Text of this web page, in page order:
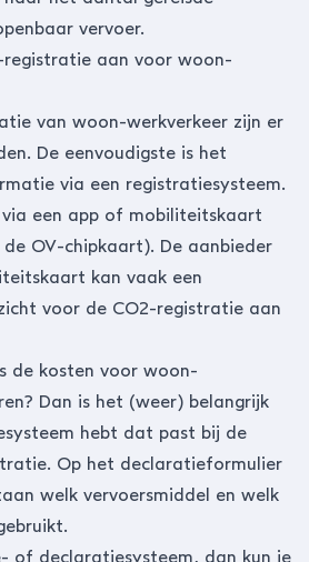
vervoer.
registratie aan voor woon-
van woon-werkverkeer zijn er
De eenvoudigste is het
via een registratiesysteem.
een app of mobiliteitskaart
OV-chipkaart). De aanbieder
kan vaak een
voor de CO2-registratie aan
de kosten voor woon-
Dan is het (weer) belangrijk
hebt dat past bij de
Op het declaratieformulier
welk vervoersmiddel en welk
of declaratiesysteem, dan kun je